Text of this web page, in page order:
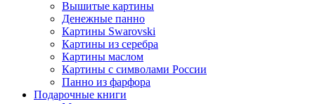
Вышитые картины
Денежные панно
Картины Swarovski
Картины из серебра
Картины маслом
Картины с символами России
Панно из фарфора
Подарочные книги